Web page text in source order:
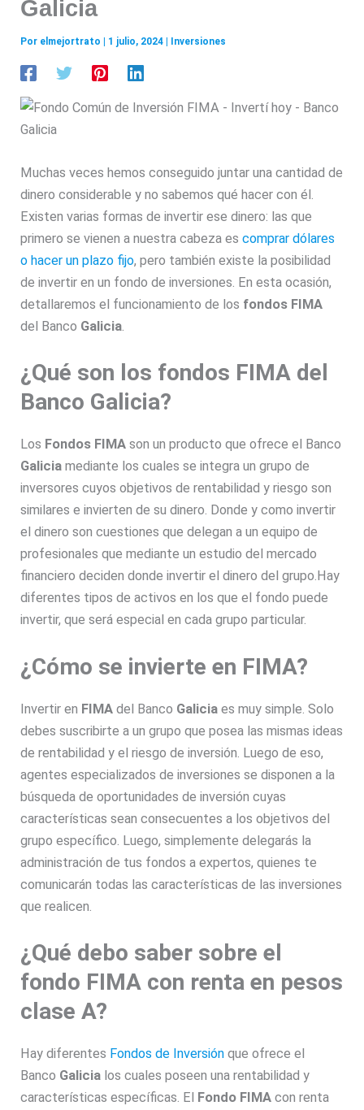
Galicia
Por elmejortrato 1 julio, 2024 Inversiones
Muchas veces hemos conseguido juntar una cantidad de
dinero considerable y no sabemos qué hacer con él.
Existen varias formas de invertir ese dinero: las que
primero se vienen a nuestra cabeza escomprar dólares
o hacer un plazo fijo, pero también existe la posibilidad
de invertir en un fondo de inversiones. En esta ocasión,
detallaremos el funcionamiento de los fondos FIMA
del Banco Galicia.
¿Qué son los fondos FIMA del
Banco Galicia?
Los Fondos FIMA son un producto que ofrece el Banco
Galicia mediante los cuales se integra un grupo de
inversores cuyos objetivos de rentabilidad y riesgo son
similares e invierten de su dinero. Donde y como invertir
el dinero son cuestiones que delegan a un equipo de
profesionales que mediante un estudio del mercado
financiero deciden donde invertir el dinero del grupo. Hay
diferentes tipos de activos en los que el fondo puede
invertir, que será especial en cada grupo particular.
¿Cómo se invierte en FIMA?
Invertir en FIMA del Banco Galicia es muy simple. Solo
debes suscribirte a un grupo que posea las mismas ideas
de rentabilidad y el riesgo de inversión. Luego de eso,
agentes especializados de inversiones se disponen a la
búsqueda de oportunidades de inversión cuyas
características sean consecuentes a los objetivos del
grupo específico. Luego, simplemente delegarás la
administración de tus fondos a expertos, quienes te
comunicarán todas las características de las inversiones
que realicen.
¿Qué debo saber sobre el
fondo FIMA con renta en pesos
clase A?
Hay diferentes Fondos de Inversión que ofrece el
Banco Galicia los cuales poseen una rentabilidad y
características específicas. El Fondo FIMA con renta